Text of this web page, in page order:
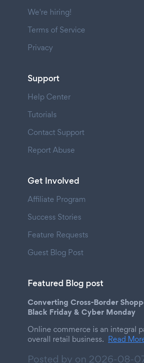
We're hiring!
Terms of Service
Privacy
Support
Help Center
Tutorials
Contact Support
Report Abuse
Get Involved
Affiliate Program
Success Stories
Feature Requests
Guest Blog Post
Featured Blog post
Converting Cross-Border
Black Friday & Cyber Monday
Online commerce is an integral
overall retail business. Read
Posted by on 2026-08-